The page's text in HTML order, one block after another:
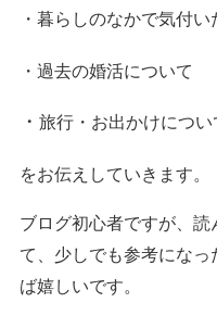
・暮らしのなかで気付
・過去の婚活について
・ 旅行・お出かけについ
をお伝えしていきます。
ブログ初心者ですが、
て、少しでも参考にな
ば嬉しいです。